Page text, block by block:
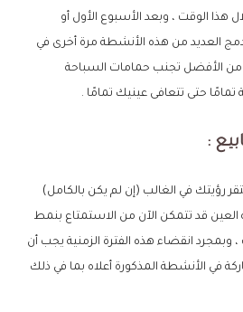
هذا الوقت ، وبعد الأسبوع الأول أو
العديد من هذه الأنشطة مرة أخرى في
ومن الأفضل تجنب حمامات السباحة
حتى تتعافى عينيك تمامًا .
:
رؤيتك في الغالب (إن لم يكن بالكامل)
العين قد تتمكن الآن من الاستمتاع بنمط
وبمجرد انقضاء هذه الفترة الزمنية يجب أن
في الأنشطة المذكورة أعلاه بما في ذلك